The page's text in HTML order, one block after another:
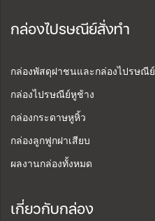
กล่องไปรษณีย์สั่งทำ
กล่องพัสดุฝาชนและกล่องไปรษณีย์
กล่องไปรษณีย์หูช้าง
กล่องกระดาษหูหิ้ว
กล่องลูกฟูกฝาเสียบ
ผลงานกล่องทั้งหมด
เกี่ยวกับกล่อง